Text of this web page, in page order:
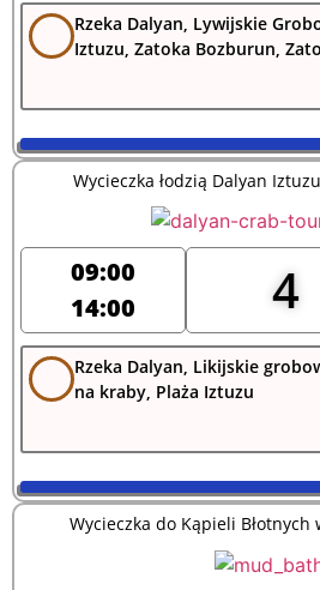
Rzeka Dalyan, Lywijskie
Iztuzu, Zatoka Bozburun,
Wycieczka łodzią Dalyan
09:00
14:00
4
Rzeka Dalyan, Likijskie
na kraby, Plaża Iztuzu
Wycieczka do Kąpieli Błotnych